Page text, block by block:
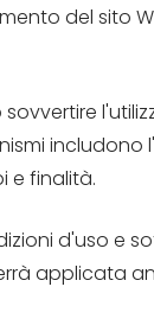
del sito
includono
e finalità.
d'uso e
applicata